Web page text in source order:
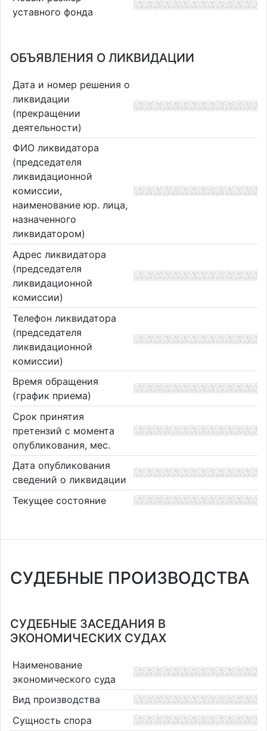
уставного фонда
ОБЪЯВЛЕНИЯ О ЛИКВИДАЦИИ
Дата и номер решения о
ликвидации
(прекращении
деятельности)
ФИО ликвидатора
(председателя
ликвидационной
комиссии,
наименование юр. лица,
назначенного
ликвидатором)
Адрес ликвидатора
(председателя
ликвидационной
комиссии)
Телефон ликвидатора
(председателя
ликвидационной
комиссии)
Время обращения
(график приема)
Срок принятия
претензий с момента
опубликования, мес.
Дата опубликования
сведений о ликвидации
Текущее состояние
СУДЕБНЫЕ ПРОИЗВОДСТВА
СУДЕБНЫЕ ЗАСЕДАНИЯ В
ЭКОНОМИЧЕСКИХ СУДАХ
Наименование
экономического суда
Вид производства
Сущность спора